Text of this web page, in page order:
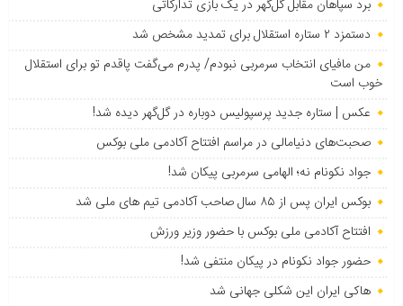
برد سپاهان مقابل گل‌گهر در یک بازی تدارکاتی
دستمزد ۲ ستاره استقلال برای تمدید مشخص شد
من مافیای انتخاب سرمربی نبودم/ پدرم می‌گفت پاقدم تو برای استقلال
خوب است
عکس | ستاره جدید پرسپولیس دوباره در گل‌گهر دیده شد!
صحبت‌های دنیامالی در مراسم افتتاح آکادمی ملی بوکس
جواد نکونام نه؛ الهامی سرمربی پیکان شد!
بوکس ایران پس از ۸۵ سال صاحب آکادمی تیم های ملی شد
افتتاح آکادمی ملی بوکس با حضور وزیر ورزش
حضور جواد نکونام در پیکان منتفی شد!
هاکی ایران این شکلی جهانی شد